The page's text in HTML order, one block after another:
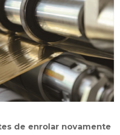
de enrolar novamente